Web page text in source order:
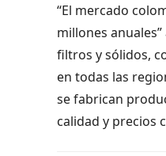
“El mercado
millones
filtros y sólidos,
en todas las
se fabrican
calidad y precios